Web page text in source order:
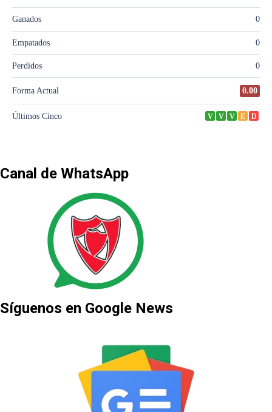
Canal de WhatsApp
Síguenos en Google News